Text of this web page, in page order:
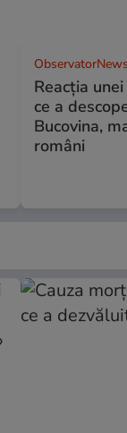
Reacția
ce a
Bucovina,
români